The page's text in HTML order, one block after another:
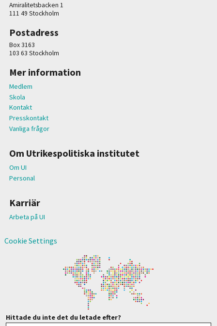
Amiralitetsbacken 1
111 49 Stockholm
Postadress
Box 3163
103 63 Stockholm
Mer information
Medlem
Skola
Kontakt
Presskontakt
Vanliga frågor
Om Utrikespolitiska institutet
Om UI
Personal
Karriär
Arbeta på UI
Cookie Settings
Hittade du inte det du letade efter?